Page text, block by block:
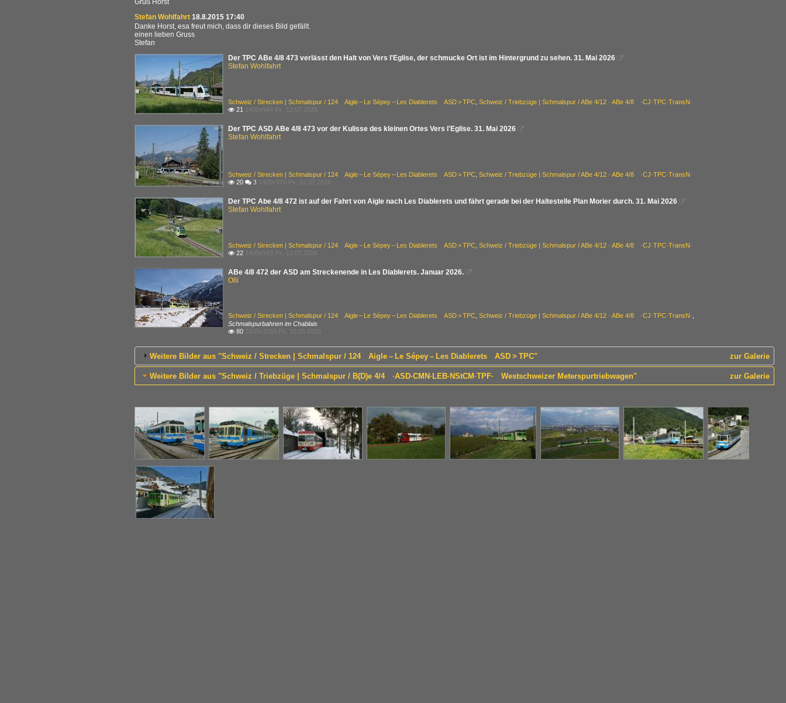
Gruß Horst
Stefan Wohlfahrt 18.8.2015 17:40
Danke Horst, esa freut mich, dass dir dieses Bild gefällt.
einen lieben Gruss
Stefan
Der TPC ABe 4/8 473 verlässt den Halt von Vers l'Eglise, der schmucke Ort ist im Hintergrund zu sehen. 31. Mai 2026

Stefan Wohlfahrt
Schweiz / Strecken | Schmalspur / 124 Aigle – Le Sépey – Les Diablerets ASD > TPC Schweiz / Triebzüge | Schmalspur / ABe 4/12 · ABe 4/8 ·CJ·TPC·TransN·
 21 1400x944 Px, 12.07.2026
Der TPC ASD ABe 4/8 473 vor der Kulisse des kleinen Ortes Vers l'Eglise. 31. Mai 2026 
Stefan Wohlfahrt
Schweiz / Strecken | Schmalspur / 124 Aigle – Le Sépey – Les Diablerets ASD > TPC Schweiz / Triebzüge | Schmalspur / ABe 4/12 · ABe 4/8 ·CJ·TPC·TransN·
 20  3 1400x970 Px, 12.07.2026
Der TPC Abe 4/8 472 ist auf der Fahrt von Aigle nach Les Diablerets und fährt gerade bei der Haltestelle Plan Morier durch. 31. Mai 2026 
Stefan Wohlfahrt
Schweiz / Strecken | Schmalspur / 124 Aigle – Le Sépey – Les Diablerets ASD > TPC Schweiz / Triebzüge | Schmalspur / ABe 4/12 · ABe 4/8 ·CJ·TPC·TransN·
 22 1400x943 Px, 12.07.2026
ABe 4/8 472 der ASD am Streckenende in Les Diablerets. Januar 2026. 
Olli
Schweiz / Strecken | Schmalspur / 124 Aigle – Le Sépey – Les Diablerets ASD > TPC Schweiz / Triebzüge | Schmalspur / ABe 4/12 · ABe 4/8 ·CJ·TPC·TransN·
Schmalspurbahnen im Chablais
 80 1600x1069 Px, 10.05.2026
zur Galerie
Weitere Bilder aus "Schweiz / Strecken | Schmalspur / 124 Aigle – Le Sépey – Les Diablerets ASD > TPC"
zur Galerie
Weitere Bilder aus "Schweiz / Triebzüge | Schmalspur / B(D)e 4/4 ·ASD·CMN·LEB·NStCM·TPF· Westschweizer Meterspurtriebwagen"